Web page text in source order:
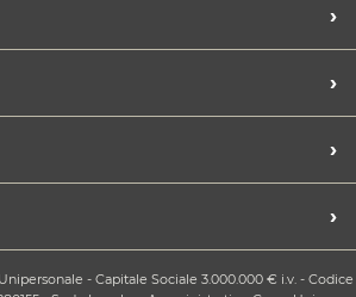
›
›
›
›
- Capitale Sociale 3.000.000 € i.v. - Codice